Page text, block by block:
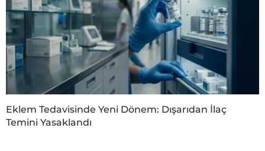
Eklem Tedavisinde Yeni Dönem: Dışarıdan İlaç
Temini Yasaklandı